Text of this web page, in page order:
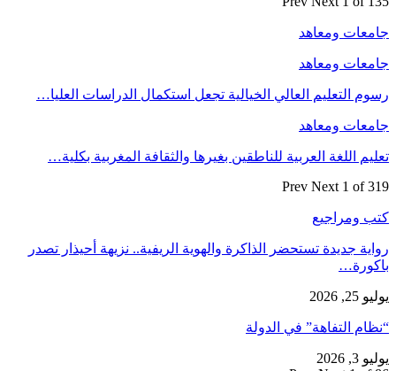
جامعات ومعاهد
جامعات ومعاهد
رسوم التعليم العالي الخيالية تجعل استكمال الدراسات العليا…
جامعات ومعاهد
تعليم اللغة العربية للناطقين بغيرها والثقافة المغربية بكلية…
Prev Next 1 of 319
كتب ومراجيع
رواية جديدة تستحضر الذاكرة والهوية الريفية.. نزيهة أحيذار تصدر
باكورة…
يوليو 25, 2026
“نظام التفاهة” في الدولة
يوليو 3, 2026